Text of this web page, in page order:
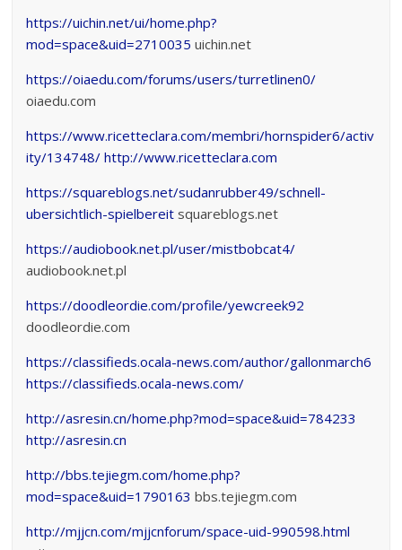
https://uichin.net/ui/home.php?
mod=space&uid=2710035 uichin.net
https://oiaedu.com/forums/users/turretlinen0/
oiaedu.com
https://www.ricetteclara.com/membri/hornspider6/activ
ity/134748/ http://www.ricetteclara.com
https://squareblogs.net/sudanrubber49/schnell-
ubersichtlich-spielbereit squareblogs.net
https://audiobook.net.pl/user/mistbobcat4/
audiobook.net.pl
https://doodleordie.com/profile/yewcreek92
doodleordie.com
https://classifieds.ocala-news.com/author/gallonmarch6
https://classifieds.ocala-news.com/
http://asresin.cn/home.php?mod=space&uid=784233
http://asresin.cn
http://bbs.tejiegm.com/home.php?
mod=space&uid=1790163 bbs.tejiegm.com
http://mjjcn.com/mjjcnforum/space-uid-990598.html